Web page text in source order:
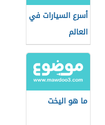
أسرع السيارات في
العالم
ما هو اليخت